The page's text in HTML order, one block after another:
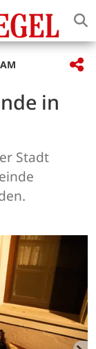
in
Stadt